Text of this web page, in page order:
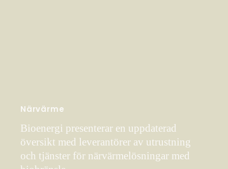
Närvärme
Bioenergi presenterar en uppdaterad
översikt med leverantörer av utrustning
och tjänster för närvärmelösningar med